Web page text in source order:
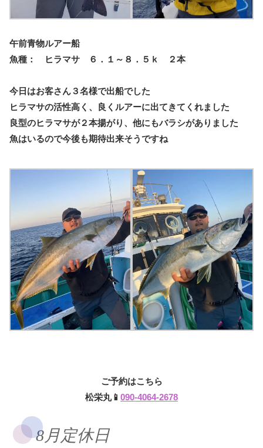
午前青物ルアー船
魚種： ヒラマサ ６．１～８．５ｋ ２本
今日はお客さん３名様で出船でした
ヒラマサの活性高く、良くルアーに出てきてくれました
良型のヒラマサが２本揚がり、他にもバラシがありました
魚はいるので今後も期待出来そうですね
ご予約はこちら
松栄丸📱 090-4064-2678
8月定休日